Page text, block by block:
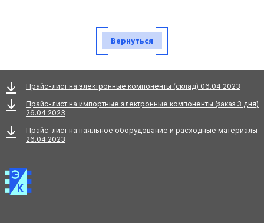
Вернуться
Прайс-лист на электронные компоненты (склад) 06.04.2023
Прайс-лист на импортные электронные компоненты (заказ 3 дня)
26.04.2023
Прайс-лист на паяльное оборудование и расходные материалы
26.04.2023